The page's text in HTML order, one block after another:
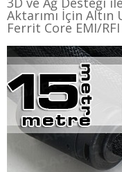
Aktarımı İçin Altın
Ferrit Core EMI/